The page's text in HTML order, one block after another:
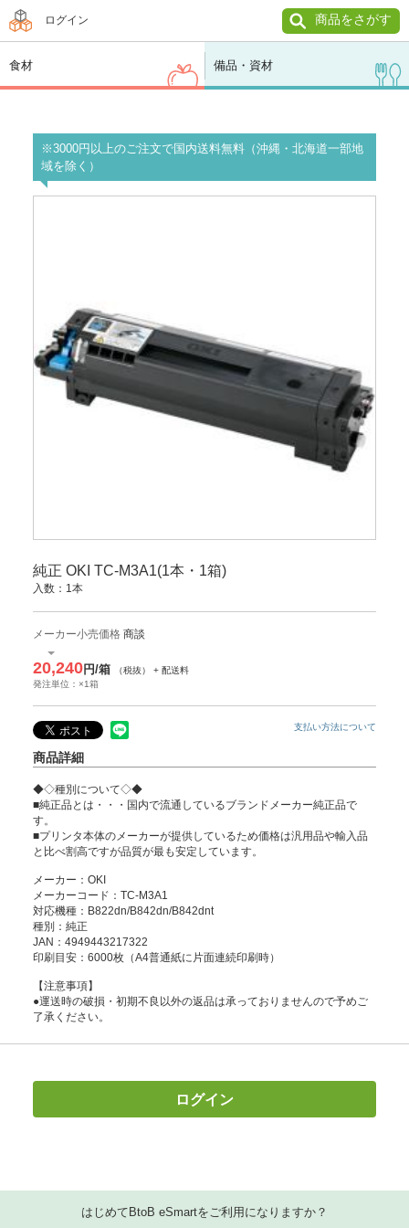
ログイン 商品をさがす
食材 備品・資材
※3000円以上のご注文で国内送料無料（沖縄・北海道一部地
域を除く）
純正 OKI TC-M3A1(1本・1箱)
入数：1本
メーカー小売価格 商談
20,240円/箱
（税抜） + 配送料
発注単位：×1箱
支払い方法について
商品詳細
◆◇種別について◇◆
■純正品とは・・・国内で流通しているブランドメーカー純正品で
す。
■プリンタ本体のメーカーが提供しているため価格は汎用品や輸入品
と比べ割高ですが品質が最も安定しています。
メーカー：OKI
メーカーコード：TC-M3A1
対応機種：B822dn/B842dn/B842dnt
種別：純正
JAN：4949443217322
印刷目安：6000枚（A4普通紙に片面連続印刷時）
【注意事項】
●運送時の破損・初期不良以外の返品は承っておりませんので予めご
了承ください。
ログイン
はじめてBtoB eSmartをご利用になりますか？